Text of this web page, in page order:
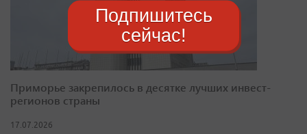
Приморье закрепилось в десятке лучших инвест-
регионов страны
17.07.2026
Подпишитесь
сейчас!